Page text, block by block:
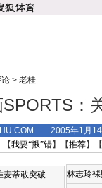
> 老桂
：
2005年1月
【我要“揪”错】【推荐】
麦蒂敢突破
林志玲